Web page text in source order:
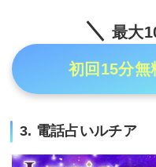
最大
初回15分無
3. 電話占いルチア